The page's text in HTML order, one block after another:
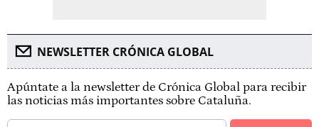
NEWSLETTER CRÓNICA GLOBAL
Apúntate a la newsletter de Crónica Global para recibir
las noticias más importantes sobre Cataluña.